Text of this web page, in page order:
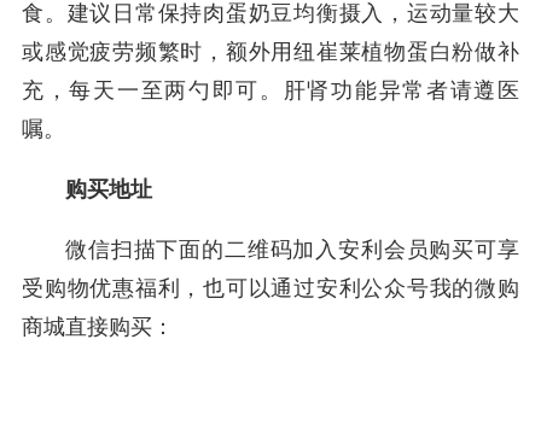
食。建议日常保持肉蛋奶豆均衡摄入，运动量较大
或感觉疲劳频繁时，额外用纽崔莱植物蛋白粉做补
充，每天一至两勺即可。肝肾功能异常者请遵医
嘱。
购买地址
微信扫描下面的二维码加入安利会员购买可享
受购物优惠福利，也可以通过安利公众号我的微购
商城直接购买：